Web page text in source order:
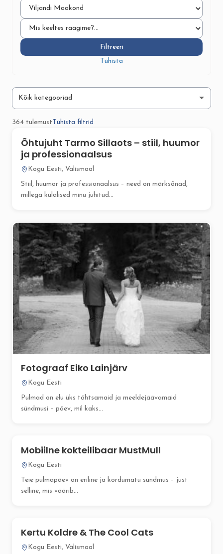
Filtreeri
Tühista
364 tulemustTühista filtrid
Õhtujuht Tarmo Sillaots – stiil, huumor
ja professionaalsus
Kogu Eesti, Välismaal
Stiil, huumor ja professionaalsus – need on märksõnad,
millega külalised minu juhitud...
Fotograaf Eiko Lainjärv
Kogu Eesti
Pulmad on elu üks tähtsamaid ja meeldejäävamaid
sündmusi – päev, mil kaks...
Mobiilne kokteilibaar MustMull
Kogu Eesti
Teie pulmapäev on eriline ja kordumatu sündmus – just
selline, mis väärib...
Kertu Koldre & The Cool Cats
Kogu Eesti, Välismaal